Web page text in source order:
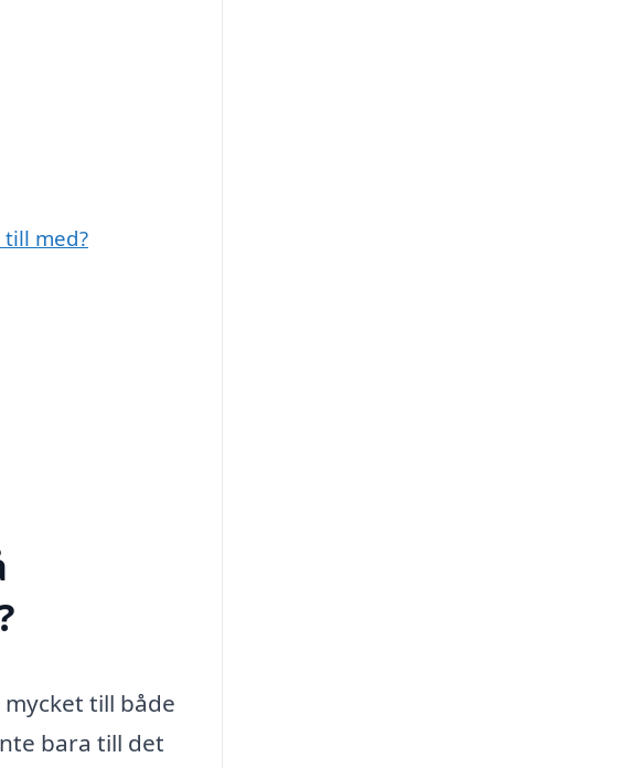
med?
till både
bara till det